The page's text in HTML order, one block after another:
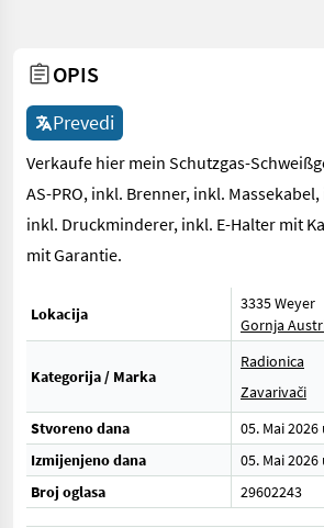
OPIS
Prevedi
Verkaufe hier mein Schutzgas-
AS-PRO, inkl. Brenner, inkl.
inkl. Druckminderer, inkl. E-Halter mit
mit Garantie.
Lokacija
3335 Weyer
Gornja
Kategorija / Marka
Radionica
Zavarivači
Stvoreno dana
05. Mai
Izmijenjeno dana
05. Mai
Broj oglasa
29602243